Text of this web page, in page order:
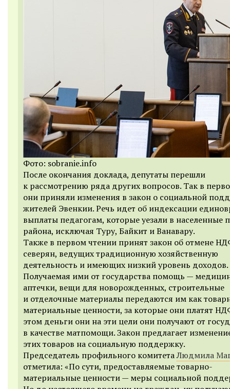
Фото: sobranie.info
После окончания доклада, депутаты перешли
к рассмотрению ряда других вопросов. Так в
они приняли изменения в закон о социальной
жителей Эвенкии. Речь идет об индексации
выплаты педагогам, которые уезали в населенные
района, исключая Туру, Байкит и Ванавару.
Также в первом чтении принят закон об отмене
северян, ведущих традиционную хозяйственную
деятельность и имеющих низкий уровень доходов.
Получаемая ими от государства помощь —
аптечки, вещи для новорожденных, строительные
и отделочные материалы передаются им как
материальные ценности, за которые они платят
этом деньги они на эти цели они получают от
в качестве матпомощи. Закон предлагает
этих товаров на социальную поддержку.
Председатель профильного комитетаЛюдмила
отметила: «По сути, предоставляемые товарно-
материальные ценности — меры социальной